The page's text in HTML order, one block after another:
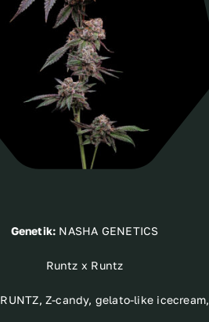
Genetik: NASHA GENETICS
Runtz x Runtz
RUNTZ, Z-candy, gelato-like icecream,